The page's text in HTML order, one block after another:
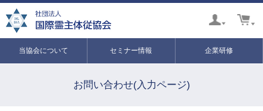
当協会について セミナー情報 企業研修
お問い合わせ(入力ページ)